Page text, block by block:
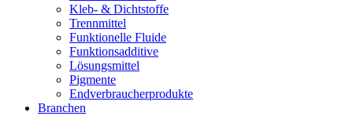
Kleb- & Dichtstoffe
Trennmittel
Funktionelle Fluide
Funktionsadditive
Lösungsmittel
Pigmente
Endverbraucherprodukte
Branchen